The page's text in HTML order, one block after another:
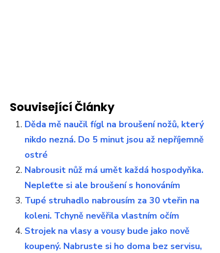
Související Články
Děda mě naučil fígl na broušení nožů, který
nikdo nezná. Do 5 minut jsou až nepříjemně
ostré
Nabrousit nůž má umět každá hospodyňka.
Nepleťte si ale broušení s honováním
Tupé struhadlo nabrousím za 30 vteřin na
koleni. Tchyně nevěřila vlastním očím
Strojek na vlasy a vousy bude jako nově
koupený. Nabruste si ho doma bez servisu,